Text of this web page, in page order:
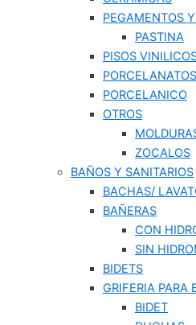
PEGAMENTOS
PASTINA
PISOS
PORCELANATOS
PORCELANICO
OTROS
ZOCALOS
BAÑOS Y SANITARIOS
BACHAS/
BAÑERAS
CON
SIN
BIDETS
GRIFERIA PARA
BIDET